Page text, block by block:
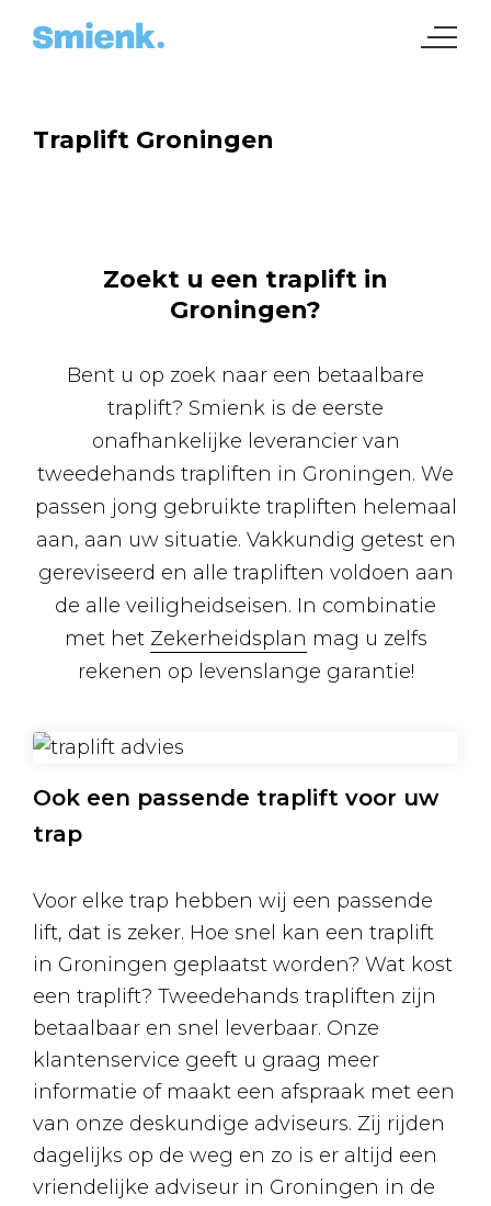
Traplift Groningen
Zoekt u een traplift in
Groningen?
Bent u op zoek naar een betaalbare
traplift? Smienk is de eerste
onafhankelijke leverancier van
tweedehands trapliften in Groningen. We
passen jong gebruikte trapliften helemaal
aan, aan uw situatie. Vakkundig getest en
gereviseerd en alle trapliften voldoen aan
de alle veiligheidseisen. In combinatie
met het Zekerheidsplan mag u zelfs
rekenen op levenslange garantie!
Ook een passende traplift voor uw
trap
Voor elke trap hebben wij een passende
lift, dat is zeker. Hoe snel kan een traplift
in Groningen geplaatst worden? Wat kost
een traplift? Tweedehands trapliften zijn
betaalbaar en snel leverbaar. Onze
klantenservice geeft u graag meer
informatie of maakt een afspraak met een
van onze deskundige adviseurs. Zij rijden
dagelijks op de weg en zo is er altijd een
vriendelijke adviseur in Groningen in de